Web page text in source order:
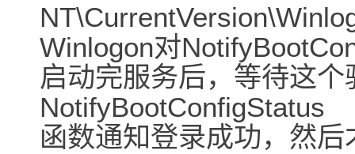
Winlogon对
启动完服务后，等待这个
NotifyBootConfigStatus
函数通知登录成功，然